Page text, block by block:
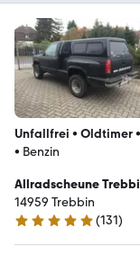
Unfallfrei • Oldtimer•
• Benzin
Allradscheune
14959 Trebbin
5 Sterne
(131)